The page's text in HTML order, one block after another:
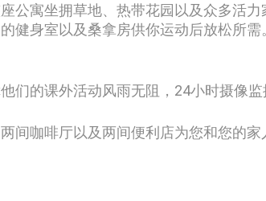
公寓坐拥草地、热带花园以及众多活
健身室以及桑拿房供你运动后放松所
们的课外活动风雨无阻，24小时摄像监
间咖啡厅以及两间便利店为您和您的